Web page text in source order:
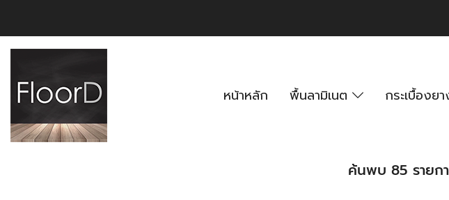
หน้าหลัก พื้นลามิเนต กระเบื้องย
ค้นพบ 85 รายก